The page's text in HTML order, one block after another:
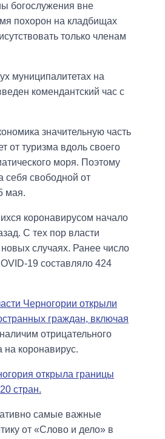
богослужения вне
похорон на кладбищах
только членам
муниципалитетах на
комендантский час с
значительную часть
от туризма вдоль своего
моря. Поэтому
себя свободной от
мая.
коронавирусом начало
С тех пор власти
случаях. Ранее число
19 составляло 424
Черногории открыли
граждан, включая
отрицательного
на коронавирус.
открыла границы
стран.
самые важные
от «Слово и дело» в